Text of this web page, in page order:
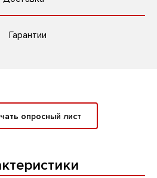
Гарантии
опросный лист